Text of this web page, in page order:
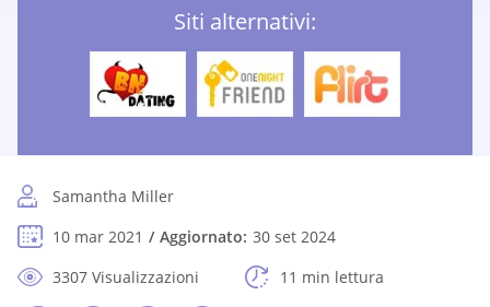
Siti alternativi:
Samantha Miller
10 mar 2021
Aggiornato: 30 set 2024
3307 Visualizzazioni
11 min lettura